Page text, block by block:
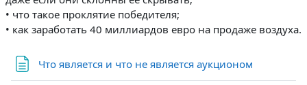
• что такое проклятие победителя;
• как заработать 40 миллиардов евро на продаже воздуха.
Что является и что не является аукционом